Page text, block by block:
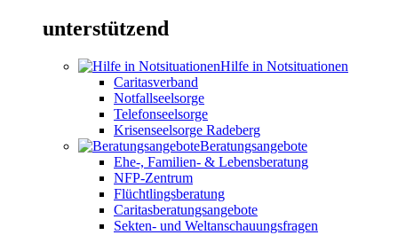
unterstützend
Hilfe in Notsituationen
Caritasverband
Notfallseelsorge
Telefonseelsorge
Krisenseelsorge Radeberg
Beratungsangebote
Ehe-, Familien- & Lebensberatung
NFP-Zentrum
Flüchtlingsberatung
Caritasberatungsangebote
Sekten- und Weltanschauungsfragen